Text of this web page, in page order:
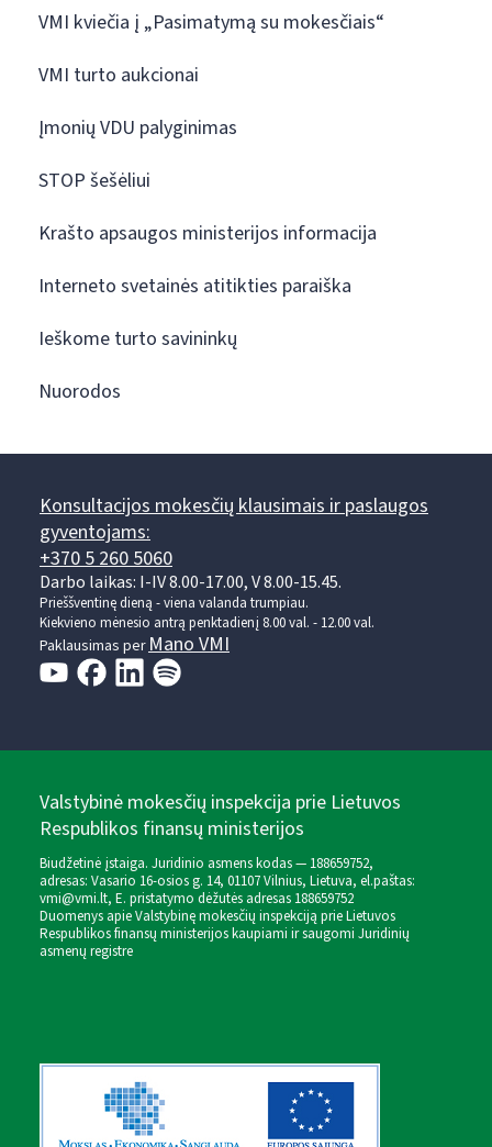
VMI kviečia į „Pasimatymą su mokesčiais“
VMI turto aukcionai
Įmonių VDU palyginimas
STOP šešėliui
Krašto apsaugos ministerijos informacija
Interneto svetainės atitikties paraiška
Ieškome turto savininkų
Nuorodos
Konsultacijos mokesčių klausimais ir paslaugos
gyventojams:
+370 5 260 5060
Darbo laikas: I-IV 8.00-17.00, V 8.00-15.45.
Prieššventinę dieną - viena valanda trumpiau.
Kiekvieno mėnesio antrą penktadienį 8.00 val. - 12.00 val.
Paklausimas perMano VMI
Valstybinė mokesčių inspekcija prie Lietuvos
Respublikos finansų ministerijos
Biudžetinė įstaiga. Juridinio asmens kodas — 188659752,
adresas: Vasario 16-osios g. 14, 01107 Vilnius, Lietuva, el.paštas:
vmi@vmi.lt, E. pristatymo dėžutės adresas 188659752
Duomenys apie Valstybinę mokesčių inspekciją prie Lietuvos
Respublikos finansų ministerijos kaupiami ir saugomi Juridinių
asmenų registre